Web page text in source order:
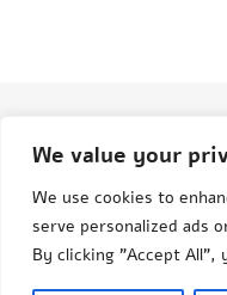
We value your
We use cookies to
serve personalized ads
By clicking "Accept All",
© Aneta Grenda Życie i